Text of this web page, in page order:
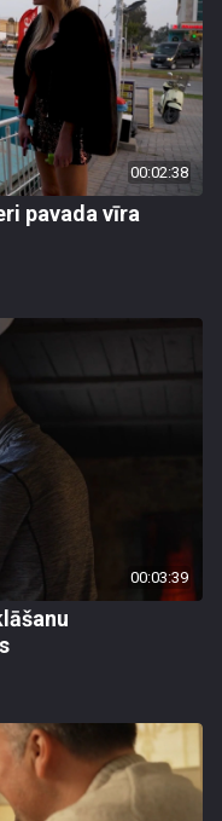
00:02:38
pavada vīra
00:03:39